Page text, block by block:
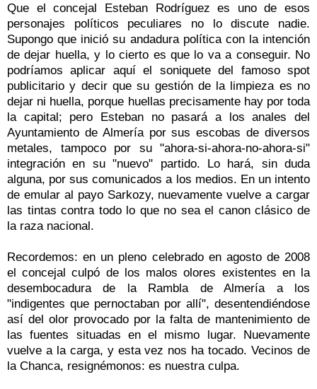
Que el concejal Esteban Rodríguez es uno de esos
personajes políticos peculiares no lo discute nadie.
Supongo que inició su andadura política con la intención
de dejar huella, y lo cierto es que lo va a conseguir. No
podríamos aplicar aquí el soniquete del famoso spot
publicitario y decir que su gestión de la limpieza es no
dejar ni huella, porque huellas precisamente hay por toda
la capital; pero Esteban no pasará a los anales del
Ayuntamiento de Almería por sus escobas de diversos
metales, tampoco por su "ahora-si-ahora-no-ahora-si"
integración en su "nuevo" partido. Lo hará, sin duda
alguna, por sus comunicados a los medios. En un intento
de emular al payo Sarkozy, nuevamente vuelve a cargar
las tintas contra todo lo que no sea el canon clásico de
la raza nacional.
Recordemos: en un pleno celebrado en agosto de 2008
el concejal culpó de los malos olores existentes en la
desembocadura de la Rambla de Almería a los
"indigentes que pernoctaban por allí", desentendiéndose
así del olor provocado por la falta de mantenimiento de
las fuentes situadas en el mismo lugar. Nuevamente
vuelve a la carga, y esta vez nos ha tocado. Vecinos de
la Chanca, resignémonos: es nuestra culpa.